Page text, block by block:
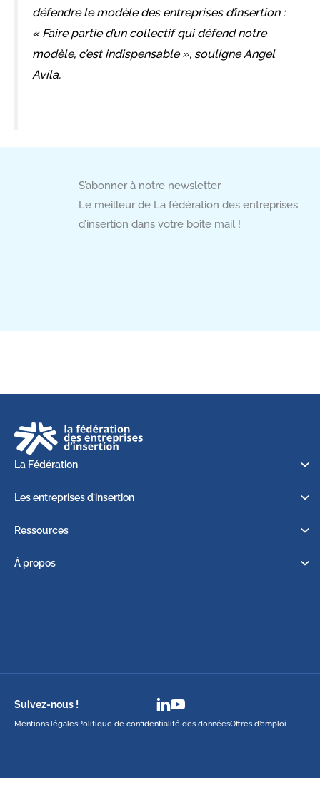
défendre le modèle des entreprises d’insertion :
« Faire partie d’un collectif qui défend notre
modèle, c’est indispensable », souligne Angel
Avila.
S’abonner à notre newsletter
Le meilleur de La fédération des entreprises
d’insertion dans votre boîte mail !
La Fédération
Les entreprises d’insertion
Ressources
À propos
Suivez-nous !
Mentions légalesPolitique de confidentialité des donnéesOffres d’emploi